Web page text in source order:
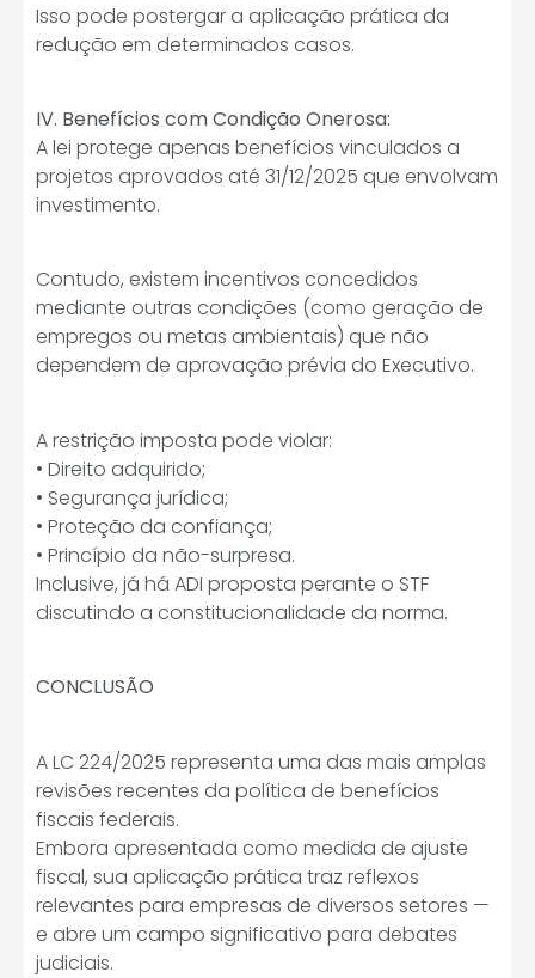
Isso pode postergar a aplicação prática da
redução em determinados casos.
IV. Benefícios com Condição Onerosa:
A lei protege apenas benefícios vinculados a
projetos aprovados até 31/12/2025 que envolvam
investimento.
Contudo, existem incentivos concedidos
mediante outras condições (como geração de
empregos ou metas ambientais) que não
dependem de aprovação prévia do Executivo.
A restrição imposta pode violar:
• Direito adquirido;
• Segurança jurídica;
• Proteção da confiança;
• Princípio da não-surpresa.
Inclusive, já há ADI proposta perante o STF
discutindo a constitucionalidade da norma.
CONCLUSÃO
A LC 224/2025 representa uma das mais amplas
revisões recentes da política de benefícios
fiscais federais.
Embora apresentada como medida de ajuste
fiscal, sua aplicação prática traz reflexos
relevantes para empresas de diversos setores —
e abre um campo significativo para debates
judiciais.